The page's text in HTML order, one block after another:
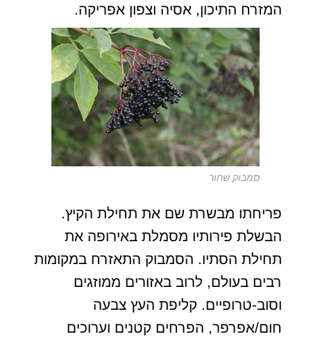
המזרח התיכון, אסיה וצפון אפריקה.
סמבוק שחור
פריחתו מבשרת שם את תחילת הקיץ.
הבשלת פירותיו מסמלת באירופה את
תחילת הסתיו. הסמבוק התאזרח במקומות
רבים בעולם, לרוב באזורים ממוזגים
וסוב-טרופיים. קליפת העץ צבעה
חום/אפרפר, הפרחים קטנים וערוכים